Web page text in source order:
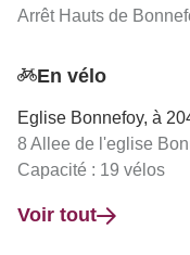
Arrêt Hauts de
En vélo
Eglise Bonnefoy, à
8 Allee de l'eglise
Capacité : 19 vélos
Voir tout